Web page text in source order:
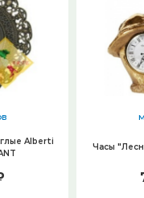
Alberti
Часы